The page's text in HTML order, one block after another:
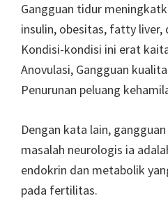
Gangguan tidur
insulin, obesitas, fatty
Kondisi-kondisi ini erat
Anovulasi, Gangguan
Penurunan peluang
Dengan kata lain,
masalah neurologis ia
endokrin dan metabolik
pada fertilitas.